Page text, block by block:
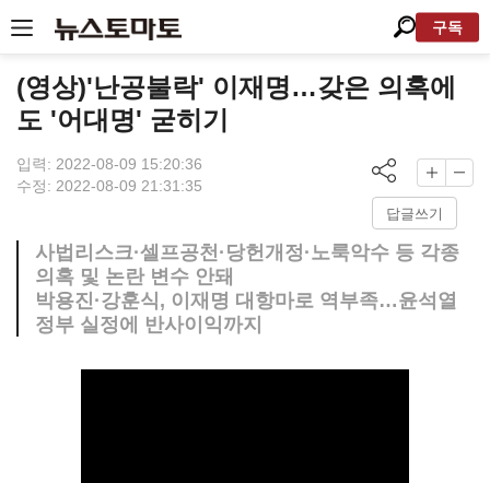
구독
(영상)'난공불락' 이재명…갖은 의혹에
도 '어대명' 굳히기
입력: 2022-08-09 15:20:36
수정: 2022-08-09 21:31:35
답글쓰기
사법리스크·셀프공천·당헌개정·노룩악수 등 각종
의혹 및 논란 변수 안돼
박용진·강훈식, 이재명 대항마로 역부족…윤석열
정부 실정에 반사이익까지